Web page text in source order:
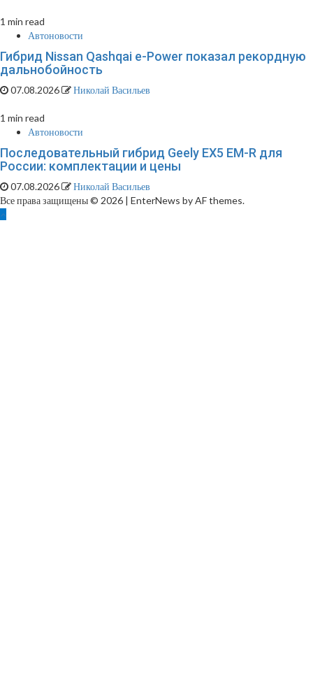
1 min read
Автоновости
Гибрид Nissan Qashqai e-Power показал рекордную
дальнобойность
07.08.2026 Николай Васильев
1 min read
Автоновости
Последовательный гибрид Geely EX5 EM-R для
России: комплектации и цены
07.08.2026
Николай Васильев
Все права защищены © 2026 | EnterNews by AF themes.